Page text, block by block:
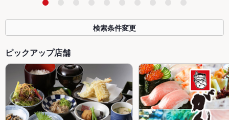
検索条件変更
ピックアップ店舗